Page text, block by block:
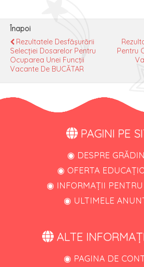
Înapoi
Rezultatele Desfăşurării
Selecției Dosarelor Pentru
Ocuparea Unei Funcţii
Vacante De BUCĂTAR
Pentru
PAGINI PE
◉ DESPRE
◉ OFERTA
◉ INFORMAȚII PENTRU
◉ ULTIMELE
ALTE
◉ PAGINA DE